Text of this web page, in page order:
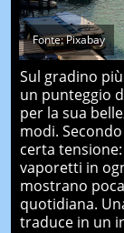
Fonte: Pixabay
Sul gradino
un punteggio
per la sua
modi.
certa
vaporetti in
mostrano
quotidiana.
traduce in un